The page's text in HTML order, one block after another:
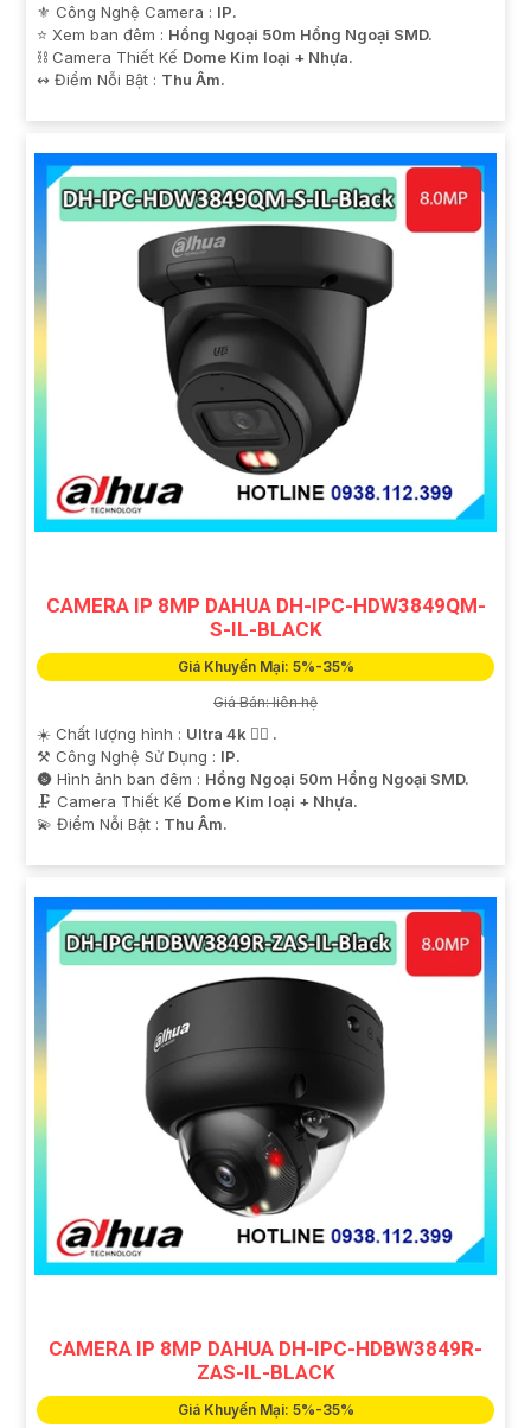
⚜️ Công Nghệ Camera : IP.
⭐ Xem ban đêm : Hồng Ngoại 50m Hồng Ngoại SMD.
⛓ Camera Thiết Kế Dome Kim loại + Nhựa.
️↭ Điểm Nỗi Bật : Thu Âm.
CAMERA IP 8MP DAHUA DH-IPC-HDW3849QM-
S-IL-BLACK
Giá Khuyến Mại: 5%-35%
Giá Bán: liên hệ
☀️ Chất lượng hình : Ultra 4k 👍🏾 .
⚒ Công Nghệ Sử Dụng : IP.
🌚 Hình ảnh ban đêm : Hồng Ngoại 50m Hồng Ngoại SMD.
🗜️ Camera Thiết Kế Dome Kim loại + Nhựa.
️💫 Điểm Nỗi Bật : Thu Âm.
CAMERA IP 8MP DAHUA DH-IPC-HDBW3849R-
ZAS-IL-BLACK
Giá Khuyến Mại: 5%-35%